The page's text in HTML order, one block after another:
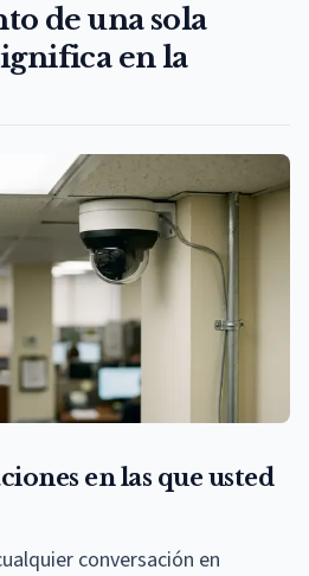
de una sola
en la
en las que usted
conversación en